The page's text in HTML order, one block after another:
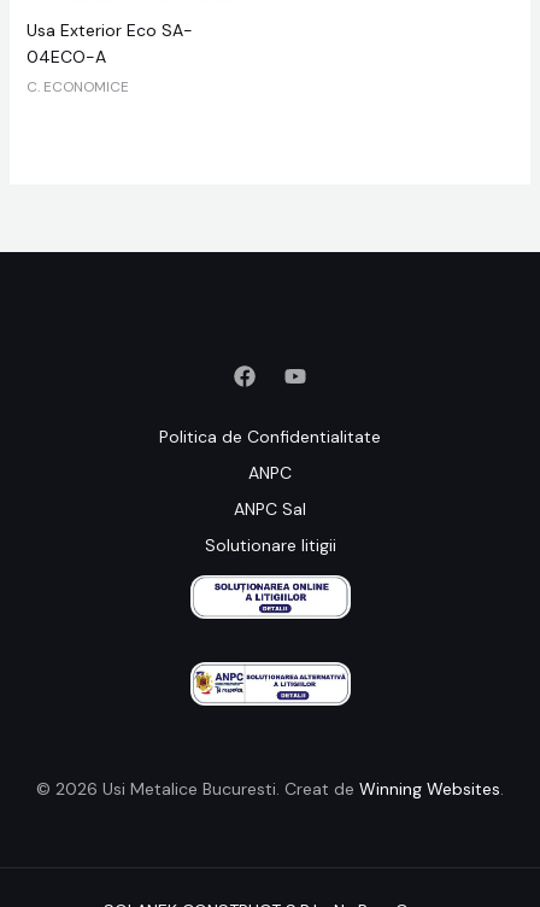
Usa Exterior Eco SA-
04ECO-A
C. ECONOMICE
Politica de Confidentialitate
ANPC
ANPC Sal
Solutionare litigii
© 2026 Usi Metalice Bucuresti. Creat de Winning Websites.